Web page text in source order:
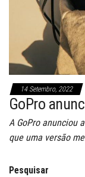
14 Setembro, 2022
GoPro
A GoPro anunciou
que uma versão
Pesquisar